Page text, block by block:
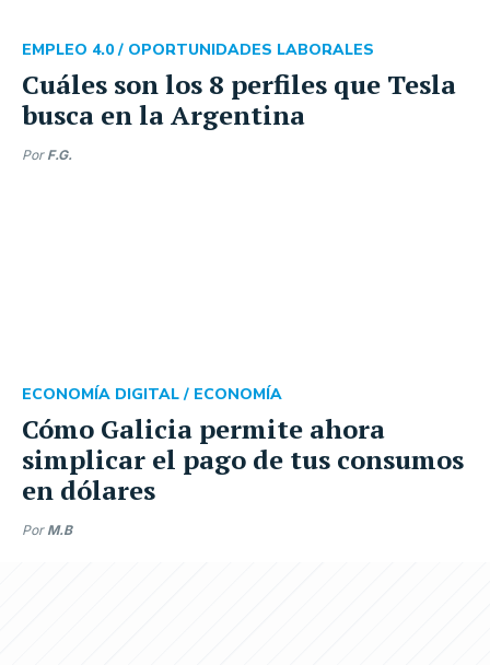
Cuáles son los 8 perfiles que Tesla
busca en la Argentina
EMPLEO 4.0 / OPORTUNIDADES LABORALES
Por F.G.
Cómo Galicia permite ahora
simplicar el pago de tus consumos
en dólares
ECONOMÍA DIGITAL / ECONOMÍA
Por M.B